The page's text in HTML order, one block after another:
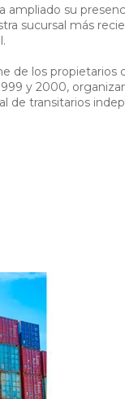
ampliado su
sucursal más
de los
y 2000,
de transitarios